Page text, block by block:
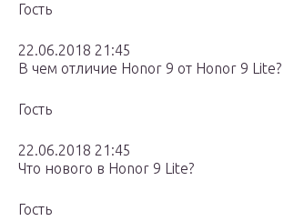
Гость
22.06.2018 21:45
В чем отличие Honor 9 от Honor 9 Lite?
Гость
22.06.2018 21:45
Что нового в Honor 9 Lite?
Гость